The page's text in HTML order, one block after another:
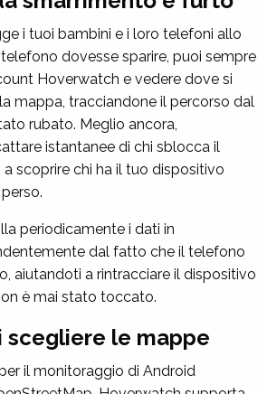
i tuoi bambini e i loro telefoni allo
dovesse sparire, puoi sempre
Hoverwatch e vedere dove si
mappa, tracciandone il percorso dal
rubato. Meglio ancora,
istantanee di chi sblocca il
scoprire chi ha il tuo dispositivo
periodicamente i dati in
dal fatto che il telefono
aiutandoti a rintracciare il dispositivo
è mai stato toccato.
scegliere le mappe
il monitoraggio di Android